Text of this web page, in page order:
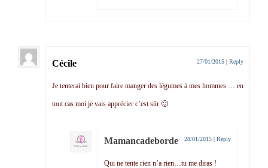
Cécile 27/01/2015 | Reply
Je tenterai bien pour faire manger des légumes à mes hommes … en
tout cas moi je vais apprécier c’est sûr 🙂
Mamancadeborde 28/01/2015 | Reply
Qui ne tente rien n’a rien…tu me diras !